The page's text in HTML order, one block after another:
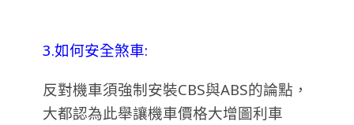
3.如何安全煞車:
反對機車須強制安裝CBS與ABS的論點，
大都認為此舉讓機車價格大增圖利車